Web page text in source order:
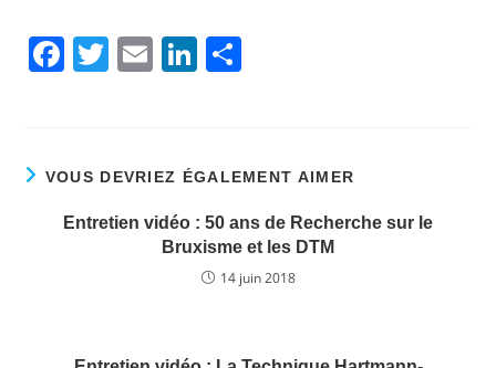
F
e
b
o
T
er
E
l
Li
e
dI
n
g
er
VOUS DEVRIEZ ÉGALEMENT AIMER
Entretien vidéo : 50 ans de Recherche sur le
Bruxisme et les DTM
14 juin 2018